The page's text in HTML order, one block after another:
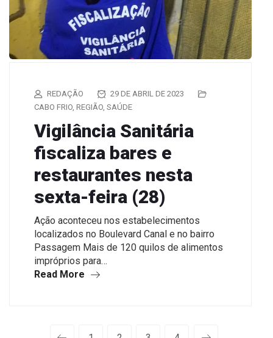
REDAÇÃO
29 DE ABRIL DE 2023
CABO FRIO, REGIÃO, SAÚDE
Vigilância Sanitária
fiscaliza bares e
restaurantes nesta
sexta-feira (28)
Ação aconteceu nos estabelecimentos
localizados no Boulevard Canal e no bairro
Passagem Mais de 120 quilos de alimentos
impróprios para…
Read More